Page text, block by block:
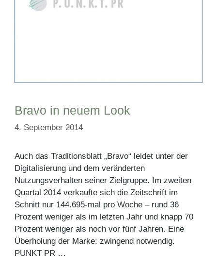
Bravo in neuem Look
4. September 2014
Auch das Traditionsblatt „Bravo“ leidet unter der
Digitalisierung und dem veränderten
Nutzungsverhalten seiner Zielgruppe. Im zweiten
Quartal 2014 verkaufte sich die Zeitschrift im
Schnitt nur 144.695-mal pro Woche – rund 36
Prozent weniger als im letzten Jahr und knapp 70
Prozent weniger als noch vor fünf Jahren. Eine
Überholung der Marke: zwingend notwendig.
PUNKT PR …